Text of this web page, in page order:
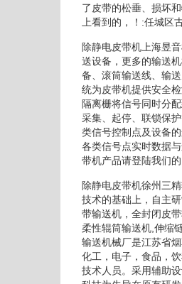
了皮带的松垂、损坏
上看到的，！:任城区
除静电皮带机上海昱
送设备，更多的输送
备、滚筒输送线、输
统为皮带机提供安全
隔离栅将信号同时分
采集、起停、联锁保
类信号控制点及设备
各类信号点实时数据
带机产品请登陆我们的
除静电皮带机徐州三
技术的基础上，自主
带输送机，全封闭皮
柔性辊筒输送机,伸缩
输送机械厂是江苏省
化工，电子，食品，
技术人员。采用辅助